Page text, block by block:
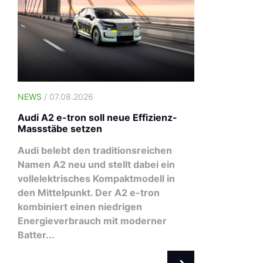
NEWS/ 03.08.2026
Swiss Fleet Forum 2026: Die
Flotte im Wandel – jetzt
NEWS / 07.08.2026
Audi A2 e-tron soll neue Effizienz-
Massstäbe setzen
Audi belebt den traditionsreichen
Namen A2 neu und stellt dabei ein
vollelektrisches Kompaktmodell in
den Mittelpunkt. Der A2 e-tron
kombiniert einen niedrigen
Energieverbrauch mit moderner
Batter...